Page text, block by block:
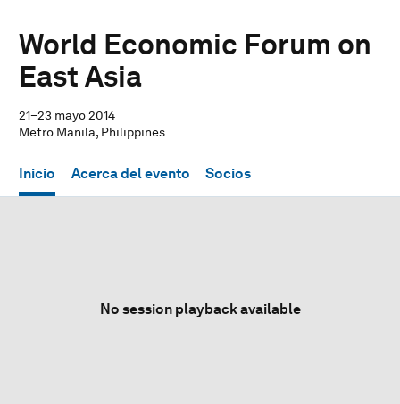
World Economic Forum on
East Asia
21–23 mayo 2014
Metro Manila, Philippines
Inicio Acerca del evento Socios
No session playback available